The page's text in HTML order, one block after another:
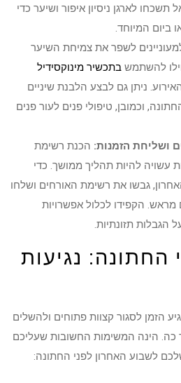
לארגן ניסיון איפור ושיער כדי
המיוחד.
לשפר את צמיחת השיער
להשתמשבתכשיר מינוקסידיל
ניתן גם לבצע הלבנת שיניים
וכמובן, טיפולי פנים לעור פנים
הזמנות:הכנת רשימת
להיות תהליך ממושך. כדי
גבשו את רשימת האורחים ושלחו
חודשים מראש. הקפידו לכלול אפשרויות
תזונתיות.
נגיעות
הזמן לסגור קצוות פתוחים ולהשלים
הינה המשימות החשובות שעליכם
לשבוע האחרון לפני החתונה: